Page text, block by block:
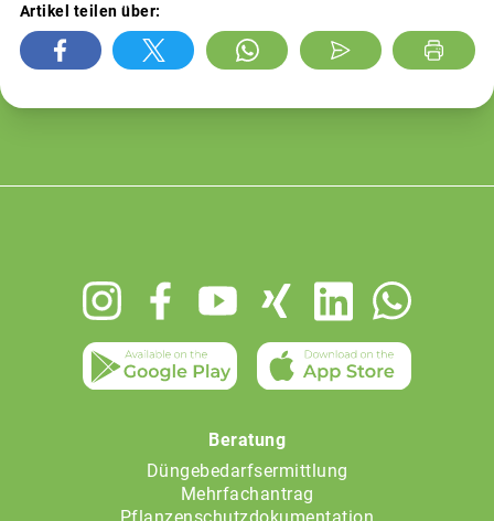
Artikel teilen über:
Beratung
Düngebedarfsermittlung
Mehrfachantrag